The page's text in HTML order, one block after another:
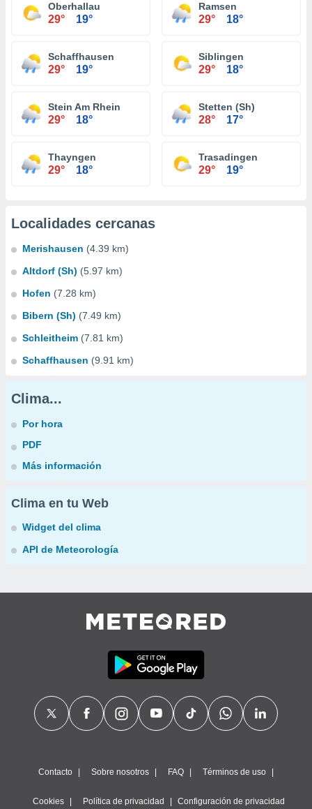
Oberhallau
29° 19°
Ramsen
29° 18°
Schaffhausen
29° 19°
Siblingen
29° 18°
Stein Am Rhein
29° 18°
Stetten (Sh)
28° 17°
Thayngen
29° 18°
Trasadingen
29° 19°
Localidades cercanas
Merishausen (4.39 km)
Altdorf (Sh) (5.97 km)
Hofen (7.28 km)
Bibern (Sh) (7.49 km)
Schleitheim (7.81 km)
Schaffhausen (9.91 km)
Clima...
Por hora
PDF
Más información
Clima en tu Web
Widget del clima
API de Meteorología
Contacto Sobre nosotros FAQ Términos de uso
Cookies Política de privacidad Configuración de privacidad